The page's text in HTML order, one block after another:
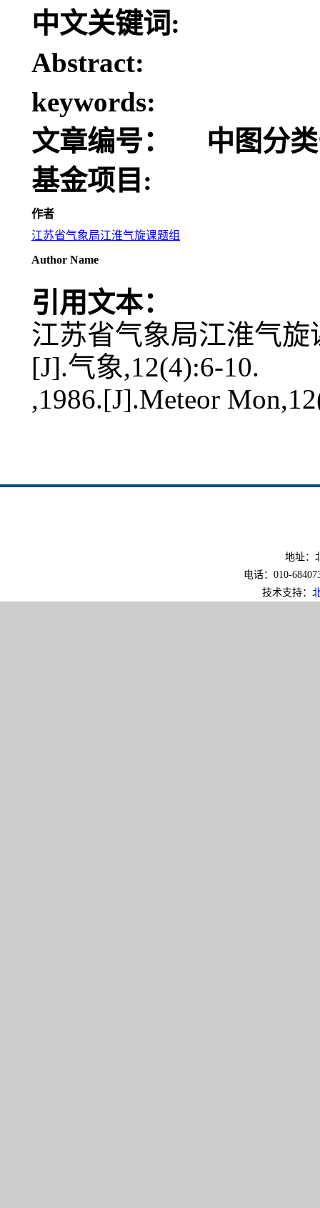
中文关键词:
Abstract:
keywords:
文章编号：
中图分
基金项目:
作者
江苏省气象局江淮气旋课题组
Author Name
引用文本：
江苏省气象局江淮气
[J].气象,12(4):6-10.
,1986.[J].Meteor
地址：
电话：010-
技术支持：